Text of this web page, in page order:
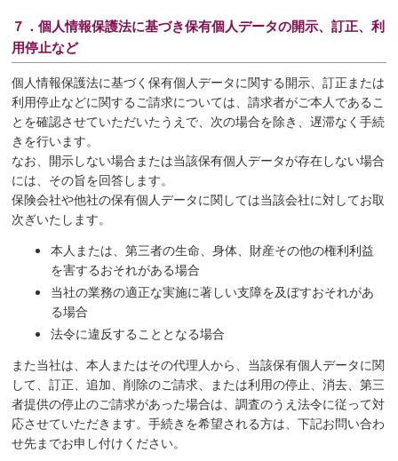
７．個人情報保護法に基づき保有個人データの開示、訂正、利
用停止など
個人情報保護法に基づく保有個人データに関する開示、訂正または
利用停止などに関するご請求については、請求者がご本人であるこ
とを確認させていただいたうえで、次の場合を除き、遅滞なく手続
きを行います。
なお、開示しない場合または当該保有個人データが存在しない場合
には、その旨を回答します。
保険会社や他社の保有個人データに関しては当該会社に対してお取
次ぎいたします。
本人または、第三者の生命、身体、財産その他の権利利益
を害するおそれがある場合
当社の業務の適正な実施に著しい支障を及ぼすおそれがあ
る場合
法令に違反することとなる場合
また当社は、本人またはその代理人から、当該保有個人データに関
して、訂正、追加、削除のご請求、または利用の停止、消去、第三
者提供の停止のご請求があった場合は、調査のうえ法令に従って対
応させていただきます。手続きを希望される方は、下記お問い合わ
せ先までお申し付けください。